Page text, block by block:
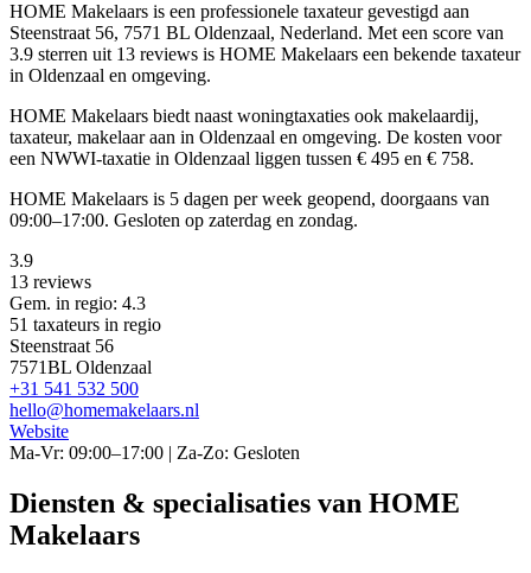
HOME Makelaars is een professionele taxateur gevestigd aan
Steenstraat 56, 7571 BL Oldenzaal, Nederland. Met een score van
3.9 sterren uit 13 reviews is HOME Makelaars een bekende taxateur
in Oldenzaal en omgeving.
HOME Makelaars biedt naast woningtaxaties ook makelaardij,
taxateur, makelaar aan in Oldenzaal en omgeving. De kosten voor
een NWWI-taxatie in Oldenzaal liggen tussen € 495 en € 758.
HOME Makelaars is 5 dagen per week geopend, doorgaans van
09:00–17:00. Gesloten op zaterdag en zondag.
3.9
13 reviews
Gem. in regio: 4.3
51 taxateurs in regio
Steenstraat 56
7571BL Oldenzaal
+31 541 532 500
hello@homemakelaars.nl
Website
Ma-Vr: 09:00–17:00 | Za-Zo: Gesloten
Diensten & specialisaties van HOME
Makelaars